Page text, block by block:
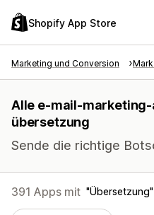
Shopify App Store
Marketing und Conversion
Alle e-mail-marketing-
übersetzung
Sende die richtige
391 Apps mit Übersetzung